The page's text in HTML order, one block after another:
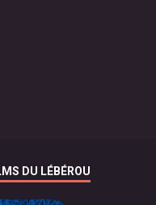
DU LÉBÉROU